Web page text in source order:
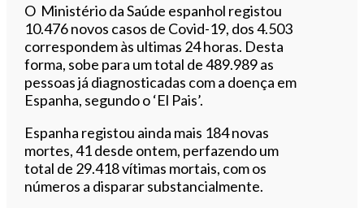
O Ministério da Saúde espanhol registou
10.476 novos casos de Covid-19, dos 4.503
correspondem às ultimas 24 horas. Desta
forma, sobe para um total de 489.989 as
pessoas já diagnosticadas com a doença em
Espanha, segundo o ‘El Pais’.
Espanha registou ainda mais 184 novas
mortes, 41 desde ontem, perfazendo um
total de 29.418 vítimas mortais, com os
números a disparar substancialmente.